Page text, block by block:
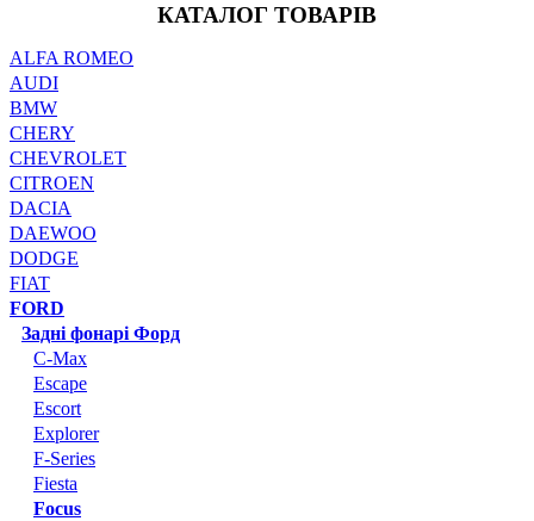
КАТАЛОГ ТОВАРІВ
ALFA ROMEO
AUDI
BMW
CHERY
CHEVROLET
CITROEN
DACIA
DAEWOO
DODGE
FIAT
FORD
Задні фонарі Форд
C-Max
Escape
Escort
Explorer
F-Series
Fiesta
Focus